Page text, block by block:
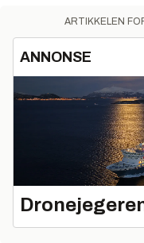
ARTIKKELEN
ANNONSE